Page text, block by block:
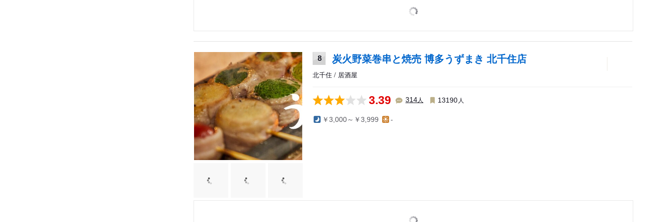
8 炭火野菜巻串と焼売 博多うずまき 北千住店
北千住 / 居酒屋
3.39 314人 13190 人
￥3,000～￥3,999 -